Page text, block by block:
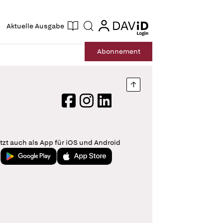
Aktuelle Ausgabe Suche login
login
Abonnement
Nach oben springen
FacebookInstagram
LinkedIn
auch als App für iOS und Android
Jetzt bei Google PlayLaden im App Store